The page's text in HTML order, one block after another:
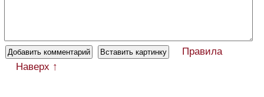
Правила
Наверх ↑